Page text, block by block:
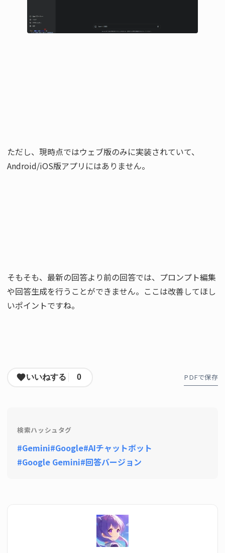
ただし、現時点ではウェブ版のみに実装されていて、
Android/iOS版アプリにはありません。
そもそも、最新の回答より前の回答では、プロンプト編集
や回答生成を行うことができません。ここは改善してほし
いポイントですね。
いいねする 0 PDFで保存
検索ハッシュタグ
#Gemini#Google#AIチャットボット
#Google Gemini#回答バージョン